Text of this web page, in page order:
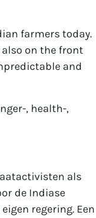
farmers today.
on the front
and
, health-,
als
de Indiase
regering. Een